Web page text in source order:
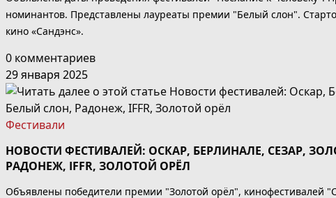
номинантов. Представлены лауреаты премии "Белый слон".
кино «Сандэнс».
0 комментариев
29 января 2025
Фестивали
НОВОСТИ ФЕСТИВАЛЕЙ: ОСКАР, БЕРЛИНАЛЕ, СЕЗАР,
РАДОНЕЖ, IFFR, ЗОЛОТОЙ ОРЁЛ
Объявлены победители премии "Золотой орёл", кинофестивалей